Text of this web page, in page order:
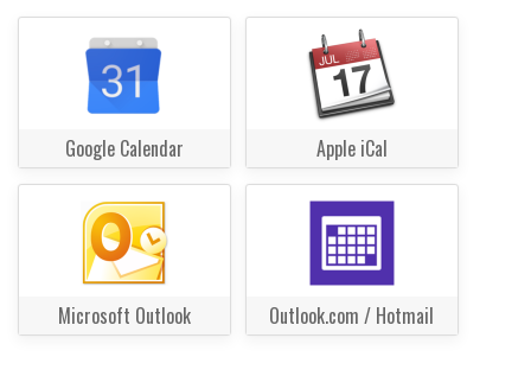
Google Calendar Apple iCal
Microsoft Outlook Outlook.com / Hotmail